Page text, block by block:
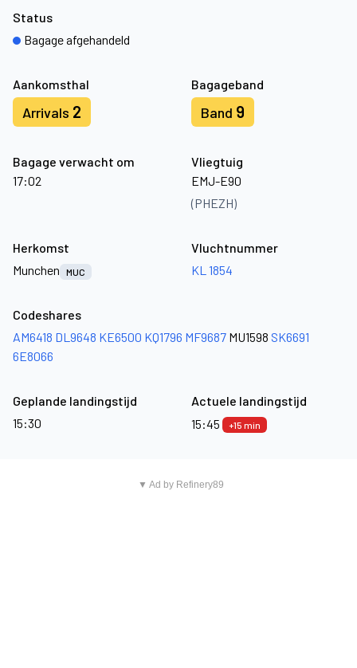
Aankomsthal
Arrivals 2
Bagageband
Band 9
Bagage verwacht om
17:02
Vliegtuig
EMJ-E90
(PHEZH)
Status
Bagage afgehandeld
Herkomst
Munchen
MUC
Vluchtnummer
KL 1854
Codeshares
AM6418 DL9648 KE6500 KQ1796 MF9687 MU1598 SK6691
6E8066
Geplande landingstijd
15:30
Actuele landingstijd
15:45
+15 min
▼ Ad by Refinery89